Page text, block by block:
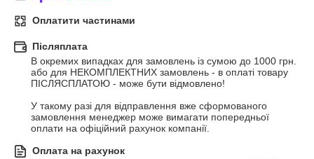
Оплатити частинами
Післяплата
В окремих випадках для замовлень із сумою до 1000 грн.
або для НЕКОМПЛЕКТНИХ замовлень - в оплаті товару
ПІСЛЯСПЛАТОЮ - може бути відмовлено!
У такому разі для відправлення вже сформованого
замовлення менеджер може вимагати попередньої
оплати на офіційний рахунок компанії.
Оплата на рахунок